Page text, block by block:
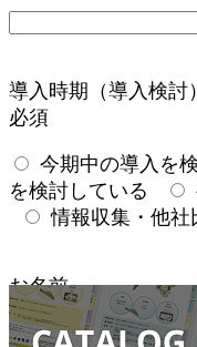
導入時期（導入検討）
必須
今期中の導入を
を検討している
情報収集・他社
お名前
必須